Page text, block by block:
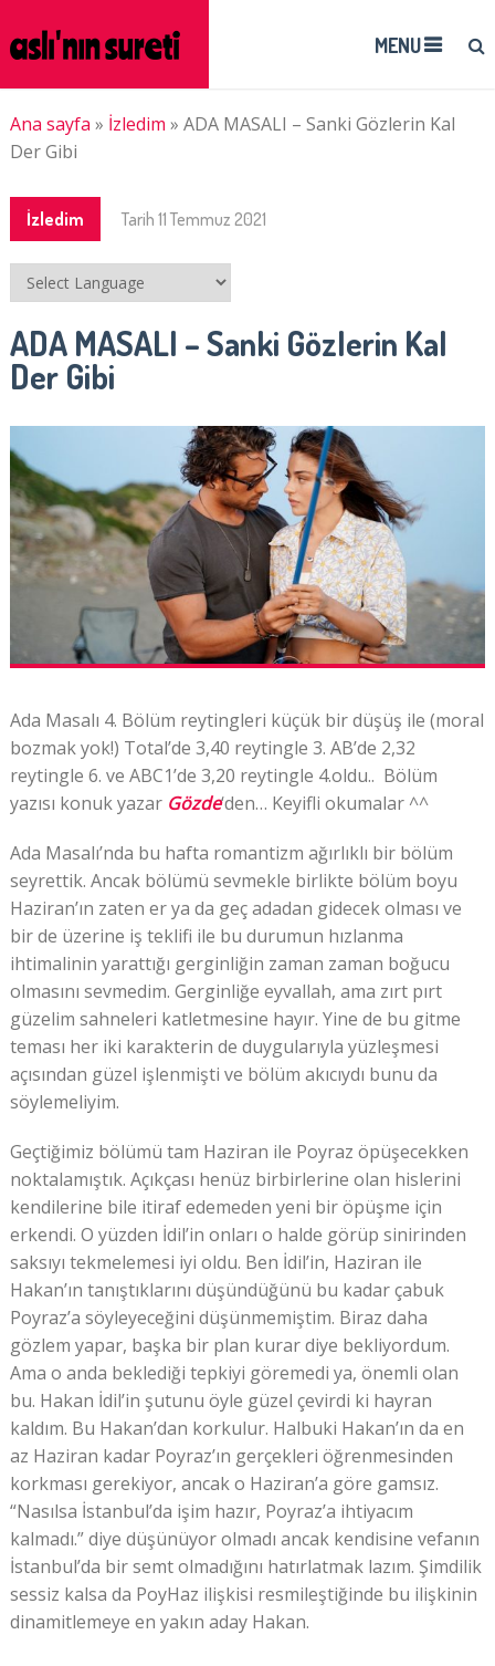
MENU
Ana sayfa » İzledim » ADA MASALI – Sanki Gözlerin Kal
Der Gibi
İzledim Tarih 11 Temmuz 2021
ADA MASALI – Sanki Gözlerin Kal
Der Gibi
Ada Masalı 4. Bölüm reytingleri küçük bir düşüş ile (moral
bozmak yok!) Total’de 3,40 reytingle 3. AB’de 2,32
reytingle 6. ve ABC1’de 3,20 reytingle 4.oldu.. Bölüm
yazısı konuk yazar Gözde‘den… Keyifli okumalar ^^
Ada Masalı’nda bu hafta romantizm ağırlıklı bir bölüm
seyrettik. Ancak bölümü sevmekle birlikte bölüm boyu
Haziran’ın zaten er ya da geç adadan gidecek olması ve
bir de üzerine iş teklifi ile bu durumun hızlanma
ihtimalinin yarattığı gerginliğin zaman zaman boğucu
olmasını sevmedim. Gerginliğe eyvallah, ama zırt pırt
güzelim sahneleri katletmesine hayır. Yine de bu gitme
teması her iki karakterin de duygularıyla yüzleşmesi
açısından güzel işlenmişti ve bölüm akıcıydı bunu da
söylemeliyim.
Geçtiğimiz bölümü tam Haziran ile Poyraz öpüşecekken
noktalamıştık. Açıkçası henüz birbirlerine olan hislerini
kendilerine bile itiraf edemeden yeni bir öpüşme için
erkendi. O yüzden İdil’in onları o halde görüp sinirinden
saksıyı tekmelemesi iyi oldu. Ben İdil’in, Haziran ile
Hakan’ın tanıştıklarını düşündüğünü bu kadar çabuk
Poyraz’a söyleyeceğini düşünmemiştim. Biraz daha
gözlem yapar, başka bir plan kurar diye bekliyordum.
Ama o anda beklediği tepkiyi göremedi ya, önemli olan
bu. Hakan İdil’in şutunu öyle güzel çevirdi ki hayran
kaldım. Bu Hakan’dan korkulur. Halbuki Hakan’ın da en
az Haziran kadar Poyraz’ın gerçekleri öğrenmesinden
korkması gerekiyor, ancak o Haziran’a göre gamsız.
“Nasılsa İstanbul’da işim hazır, Poyraz’a ihtiyacım
kalmadı.” diye düşünüyor olmadı ancak kendisine vefanın
İstanbul’da bir semt olmadığını hatırlatmak lazım. Şimdilik
sessiz kalsa da PoyHaz ilişkisi resmileştiğinde bu ilişkinin
dinamitlemeye en yakın aday Hakan.